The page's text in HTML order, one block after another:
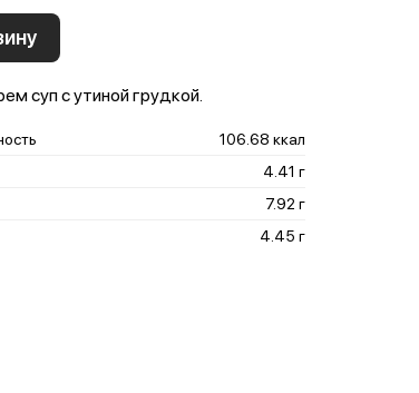
суп с утиной грудкой.
106.68 ккал
4.41 г
7.92 г
4.45 г